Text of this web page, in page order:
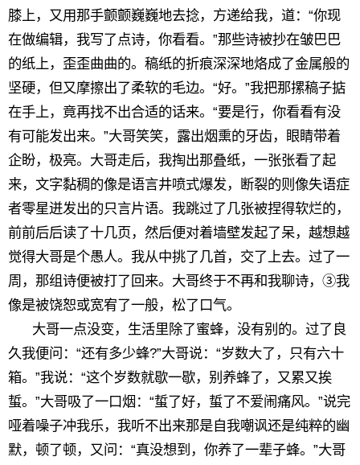
膝上，又用那手颤颤巍巍地去捻，方递给我，道：“你现
在做编辑，我写了点诗，你看看。”那些诗被抄在皱巴巴
的纸上，歪歪曲曲的。稿纸的折痕深深地烙成了金属般的
坚硬，但又摩擦出了柔软的毛边。“好。”我把那摞稿子掂
在手上，竟再找不出合适的话来。“要是行，你看看有没
有可能发出来。”大哥笑笑，露出烟熏的牙齿，眼睛带着
企盼，极亮。大哥走后，我掏出那叠纸，一张张看了起
来，文字黏稠的像是语言井喷式爆发，断裂的则像失语症
者零星迸发出的只言片语。我跳过了几张被捏得软烂的，
前前后后读了十几页，然后便对着墙壁发起了呆，越想越
觉得大哥是个愚人。我从中挑了几首，交了上去。过了一
周，那组诗便被打了回来。大哥终于不再和我聊诗，③我
像是被饶恕或宽宥了一般，松了口气。
大哥一点没变，生活里除了蜜蜂，没有别的。过了良
久我便问：“还有多少蜂?”大哥说：“岁数大了，只有六十
箱。”我说：“这个岁数就歇一歇，别养蜂了，又累又挨
蜇。”大哥吸了一口烟：“蜇了好，蜇了不爱闹痛风。”说完
哑着噪子冲我乐，我听不出来那是自我嘲讽还是纯粹的幽
默，顿了顿，又问：“真没想到，你养了一辈子蜂。”大哥